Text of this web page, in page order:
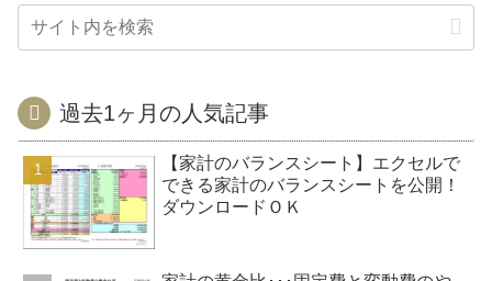
過去1ヶ月の人気記事
【家計のバランスシート】エクセルで
できる家計のバランスシートを公開！
ダウンロードＯＫ